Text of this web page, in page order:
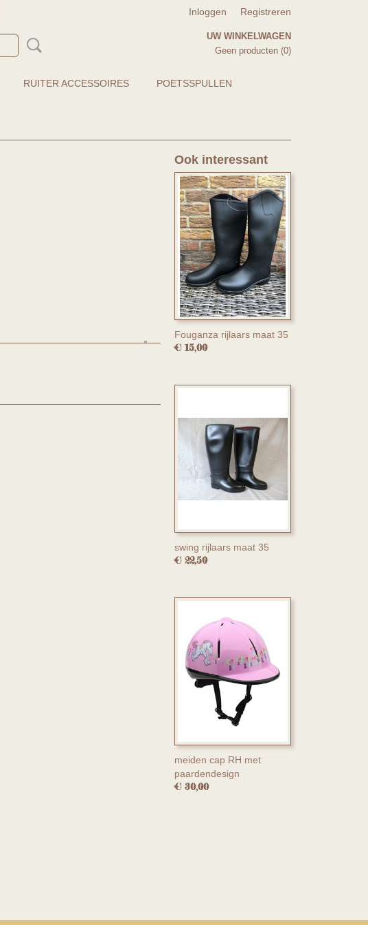
Inloggen Registreren
UW WINKELWAGEN
Geen producten (0)
RUITER ACCESSOIRES POETSSPULLEN
Ook interessant
Fouganza rijlaars maat 35
€ 15,00
swing rijlaars maat 35
€ 22,50
meiden cap RH met
paardendesign
€ 30,00